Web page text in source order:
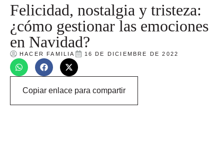
Felicidad, nostalgia y tristeza:
¿cómo gestionar las emociones
en Navidad?
HACER FAMILIA 16 DE DICIEMBRE DE 2022
Copiar enlace para compartir